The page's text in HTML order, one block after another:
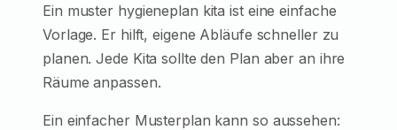
Ein muster hygieneplan kita ist eine einfache
Vorlage. Er hilft, eigene Abläufe schneller zu
planen. Jede Kita sollte den Plan aber an ihre
Räume anpassen.
Ein einfacher Musterplan kann so aussehen: